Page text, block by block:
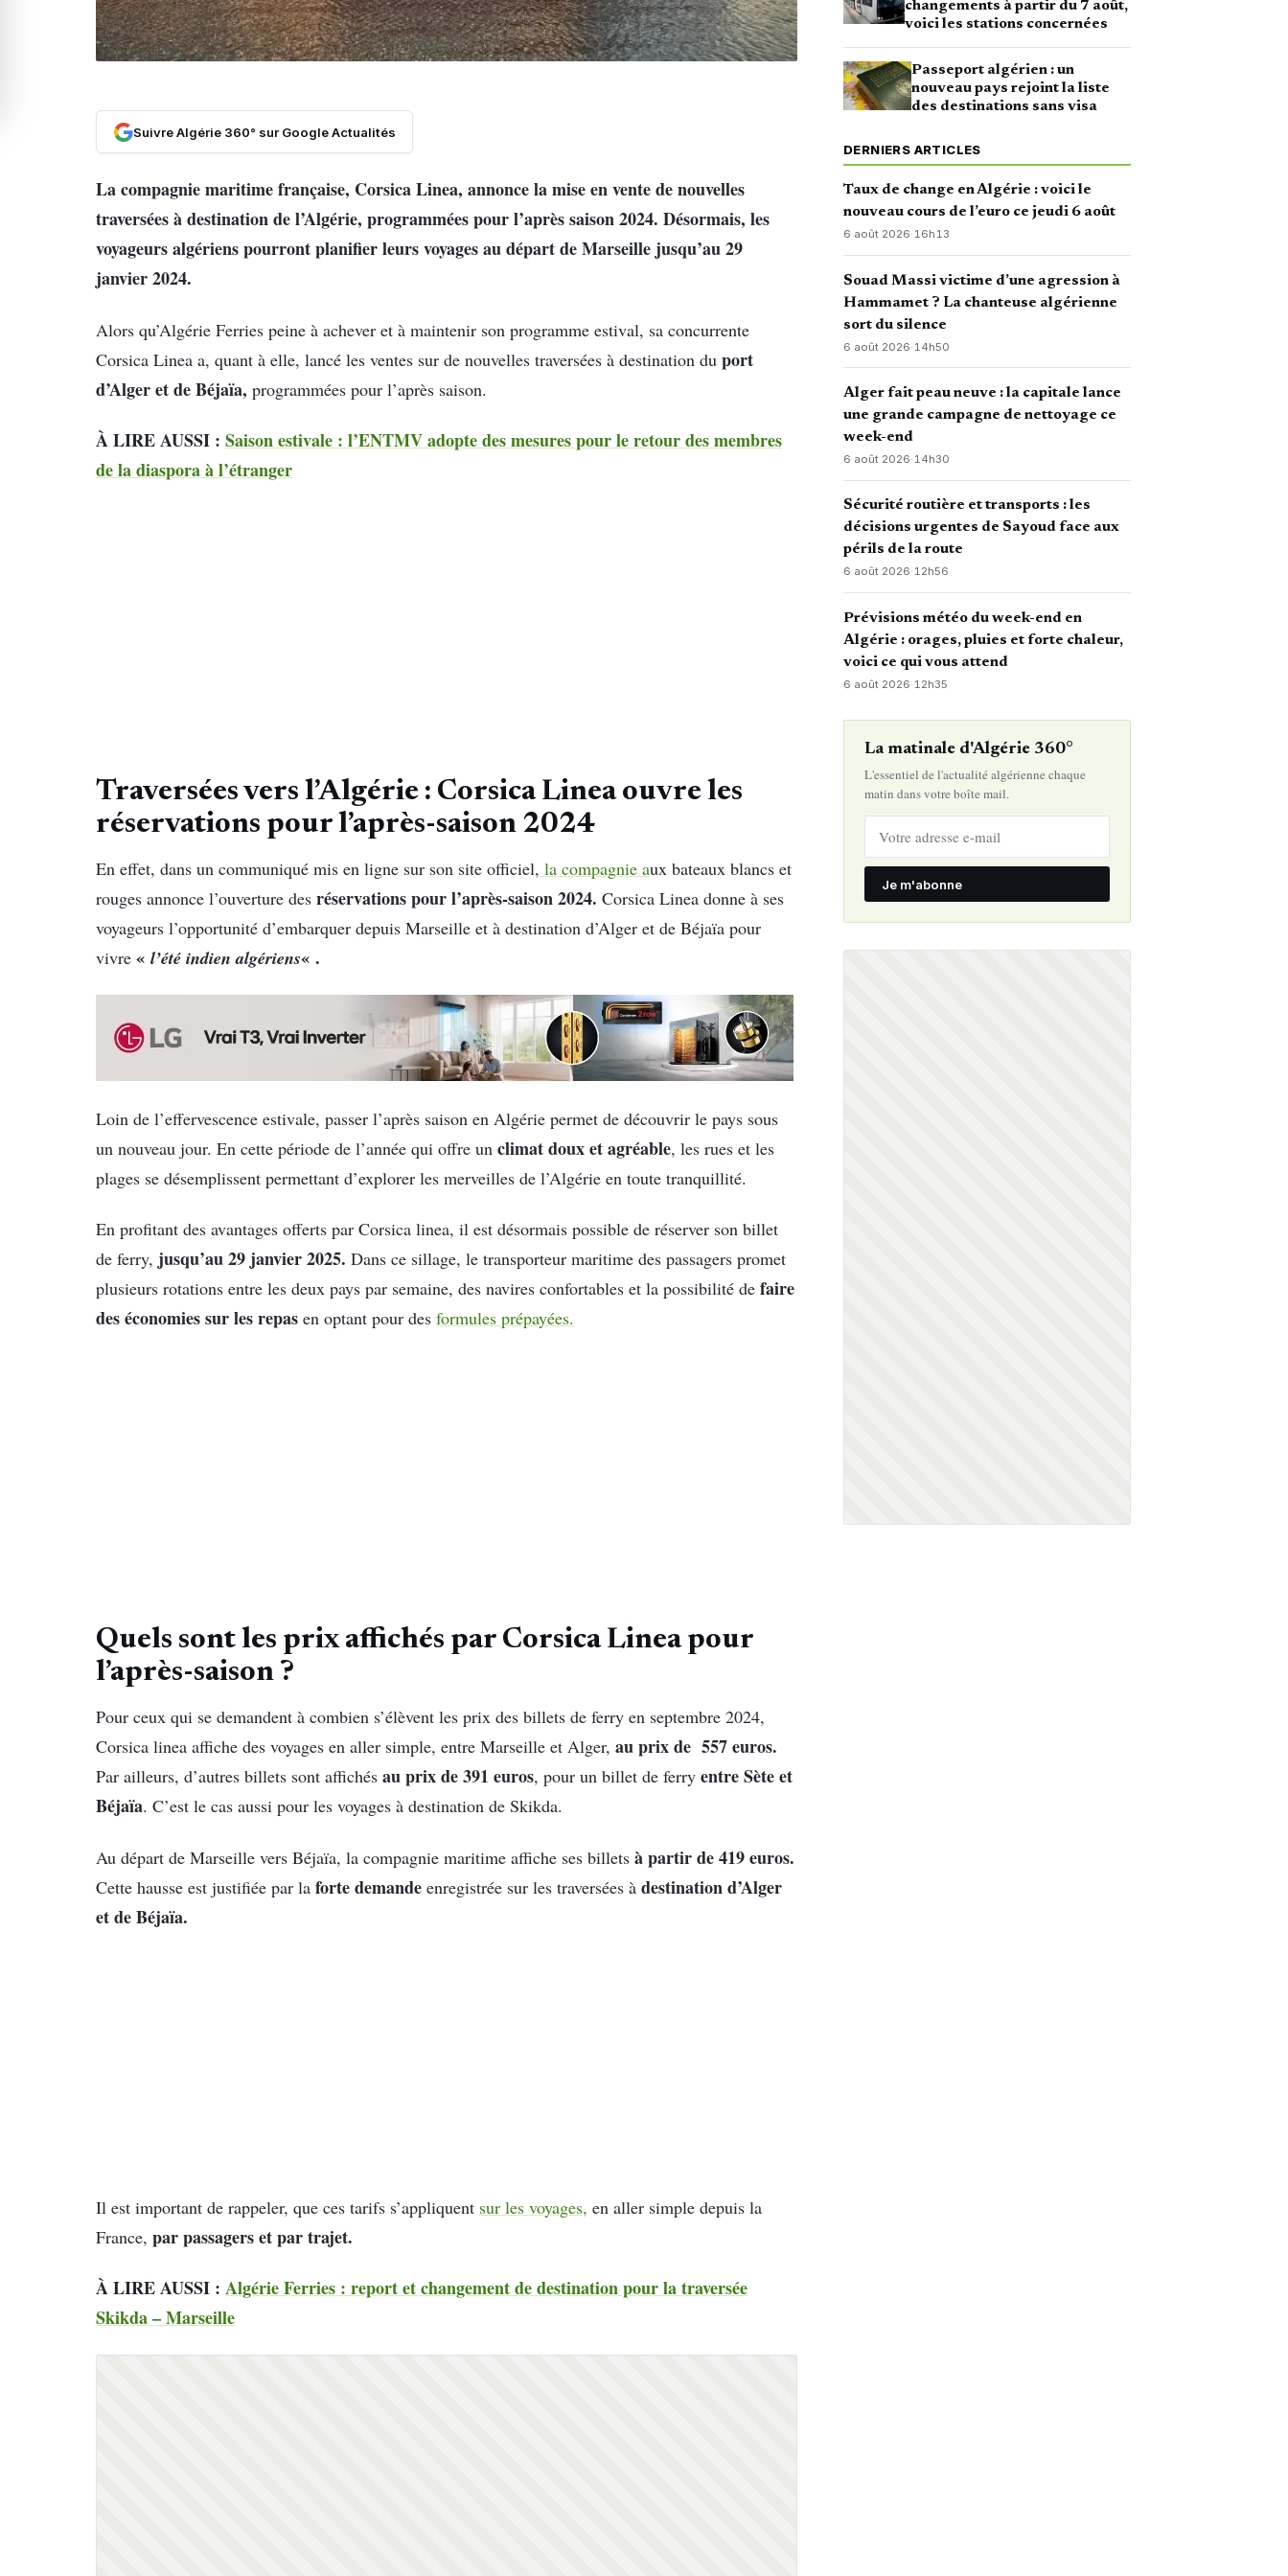
Suivre Algérie 360° sur Google Actualités
La compagnie maritime française, Corsica Linea, annonce la mise en vente de nouvelles
traversées à destination de l’Algérie, programmées pour l’après saison 2024. Désormais, les
voyageurs algériens pourront planifier leurs voyages au départ de Marseille jusqu’au 29
janvier 2024.
Alors qu’Algérie Ferries peine à achever et à maintenir son programme estival, sa concurrente
Corsica Linea a, quant à elle, lancé les ventes sur de nouvelles traversées à destination du port
d’Alger et de Béjaïa, programmées pour l’après saison.
À LIRE AUSSI : Saison estivale : l’ENTMV adopte des mesures pour le retour des membres
de la diaspora à l’étranger
Traversées vers l’Algérie : Corsica Linea ouvre les
réservations pour l’après-saison 2024
En effet, dans un communiqué mis en ligne sur son site officiel, la compagnie aux bateaux blancs et
rouges annonce l’ouverture des réservations pour l’après-saison 2024. Corsica Linea donne à ses
voyageurs l’opportunité d’embarquer depuis Marseille et à destination d’Alger et de Béjaïa pour
vivre « l’été indien algériens« .
Loin de l’effervescence estivale, passer l’après saison en Algérie permet de découvrir le pays sous
un nouveau jour. En cette période de l’année qui offre un climat doux et agréable, les rues et les
plages se désemplissent permettant d’explorer les merveilles de l’Algérie en toute tranquillité.
En profitant des avantages offerts par Corsica linea, il est désormais possible de réserver son billet
de ferry, jusqu’au 29 janvier 2025. Dans ce sillage, le transporteur maritime des passagers promet
plusieurs rotations entre les deux pays par semaine, des navires confortables et la possibilité de faire
des économies sur les repas en optant pour des formules prépayées.
Quels sont les prix affichés par Corsica Linea pour
l’après-saison ?
Pour ceux qui se demandent à combien s’élèvent les prix des billets de ferry en septembre 2024,
Corsica linea affiche des voyages en aller simple, entre Marseille et Alger, au prix de 557 euros.
Par ailleurs, d’autres billets sont affichés au prix de 391 euros, pour un billet de ferry entre Sète et
Béjaïa. C’est le cas aussi pour les voyages à destination de Skikda.
Au départ de Marseille vers Béjaïa, la compagnie maritime affiche ses billets à partir de 419 euros.
Cette hausse est justifiée par la forte demande enregistrée sur les traversées à destination d’Alger
et de Béjaïa.
Il est important de rappeler, que ces tarifs s’appliquent sur les voyages, en aller simple depuis la
France, par passagers et par trajet.
À LIRE AUSSI : Algérie Ferries : report et changement de destination pour la traversée
Skikda – Marseille
changements à partir du 7 août,
voici les stations concernées
Passeport algérien : un
nouveau pays rejoint la liste
des destinations sans visa
DERNIERS ARTICLES
Taux de change en Algérie : voici le
nouveau cours de l’euro ce jeudi 6 août
6 août 2026·16h13
Souad Massi victime d’une agression à
Hammamet ? La chanteuse algérienne
sort du silence
6 août 2026· 14h50
Alger fait peau neuve : la capitale lance
une grande campagne de nettoyage ce
week-end
6 août 2026·14h30
Sécurité routière et transports : les
décisions urgentes de Sayoud face aux
périls de la route
6 août 2026·12h56
Prévisions météo du week-end en
Algérie : orages, pluies et forte chaleur,
voici ce qui vous attend
6 août 2026· 12h35
La matinale d'Algérie 360°
L'essentiel de l'actualité algérienne chaque
matin dans votre boîte mail.
Je m'abonne